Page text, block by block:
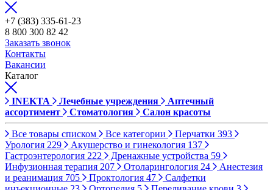
+7 (383) 335-61-23
8 800 300 82 42
Заказать звонок
Контакты
Вакансии
Каталог
INEKTA Лечебные учреждения
Аптечный
ассортимент
Стоматология Салон красоты
Все товары списком Все категории Перчатки 393
Урология 229 Акушерство и гинекология 137
Гастроэнтерология 222 Дренажные устройства 59
Инфузионная терапия 207 Отоларингология 24
Анестезия
и реанимация 705 Проктология 47
Салфетки